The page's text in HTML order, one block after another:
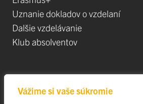
Vážime si vaše súkromie
Uznanie dokladov o vzdelaní
Dalšie vzdelávanie
Klub absolventov